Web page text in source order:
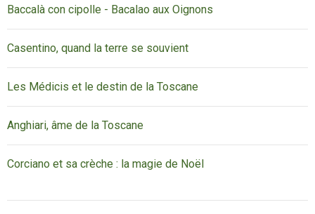
Baccalà con cipolle - Bacalao aux Oignons
Casentino, quand la terre se souvient
Les Médicis et le destin de la Toscane
Anghiari, âme de la Toscane
Corciano et sa crèche : la magie de Noël